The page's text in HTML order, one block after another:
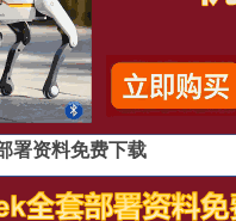
署资料免费下载